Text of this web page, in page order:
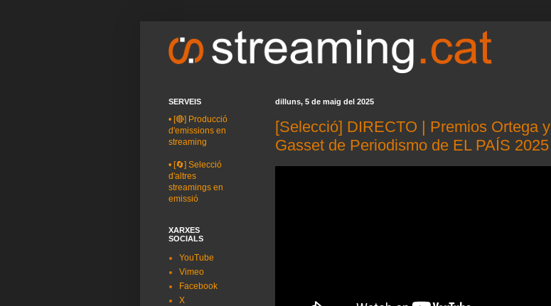
dilluns, 5 de maig del 2025
[Selecció] DIRECTO | Premios Ortega y
Gasset de Periodismo de EL PAÍS 2025
SERVEIS
• [🔴] Producció
d'emissions en
streaming
• [🔄] Selecció
d'altres
streamings en
emissió
XARXES
SOCIALS
YouTube
Vimeo
Facebook
X